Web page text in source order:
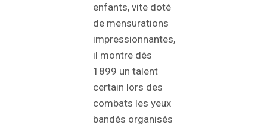
enfants, vite doté
de mensurations
impressionnantes,
il montre dès
1899 un talent
certain lors des
combats les yeux
bandés organisés